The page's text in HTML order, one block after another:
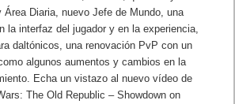
Diaria, nuevo Jefe de Mundo, una
la interfaz del jugador y en la experiencia,
daltónicos, una renovación PvP con un
algunos aumentos y cambios en la
Echa un vistazo al nuevo vídeo de
The Old Republic – Showdown on